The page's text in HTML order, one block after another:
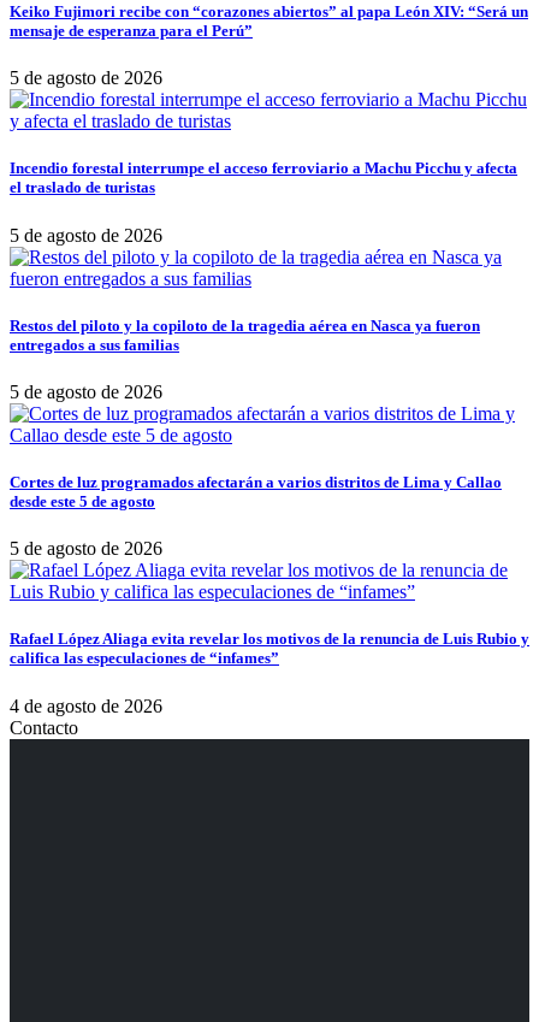
Keiko Fujimori recibe con “corazones abiertos” al papa León XIV: “Será un
mensaje de esperanza para el Perú”
5 de agosto de 2026
Incendio forestal interrumpe el acceso ferroviario a Machu Picchu y afecta
el traslado de turistas
5 de agosto de 2026
Restos del piloto y la copiloto de la tragedia aérea en Nasca ya fueron
entregados a sus familias
5 de agosto de 2026
Cortes de luz programados afectarán a varios distritos de Lima y Callao
desde este 5 de agosto
5 de agosto de 2026
Rafael López Aliaga evita revelar los motivos de la renuncia de Luis Rubio y
califica las especulaciones de “infames”
4 de agosto de 2026
Contacto